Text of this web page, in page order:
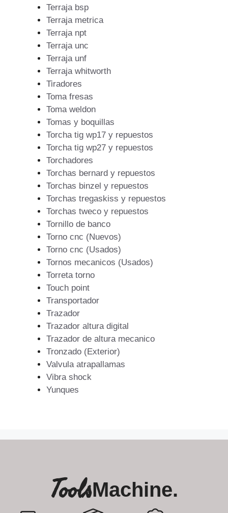
Terraja bsp
Terraja metrica
Terraja npt
Terraja unc
Terraja unf
Terraja whitworth
Tiradores
Toma fresas
Toma weldon
Tomas y boquillas
Torcha tig wp17 y repuestos
Torcha tig wp27 y repuestos
Torchadores
Torchas bernard y repuestos
Torchas binzel y repuestos
Torchas tregaskiss y repuestos
Torchas tweco y repuestos
Tornillo de banco
Torno cnc (Nuevos)
Torno cnc (Usados)
Tornos mecanicos (Usados)
Torreta torno
Touch point
Transportador
Trazador
Trazador altura digital
Trazador de altura mecanico
Tronzado (Exterior)
Valvula atrapallamas
Vibra shock
Yunques
ToolsMachine.